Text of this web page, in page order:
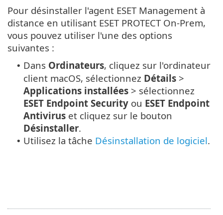
Pour désinstaller l'agent ESET Management à
distance en utilisant ESET PROTECT On-Prem,
vous pouvez utiliser l'une des options
suivantes :
• Dans Ordinateurs, cliquez sur l'ordinateur
client macOS, sélectionnez Détails >
Applications installées > sélectionnez
ESET Endpoint Security ou ESET Endpoint
Antivirus et cliquez sur le bouton
Désinstaller.
• Utilisez la tâche Désinstallation de logiciel.